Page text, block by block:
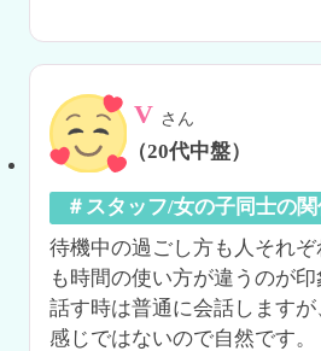
V さん
（20代中盤）
＃スタッフ/女の子同士の
待機中の過ごし方も人それ
も時間の使い方が違うのが
話す時は普通に会話します
感じではないので自然です。